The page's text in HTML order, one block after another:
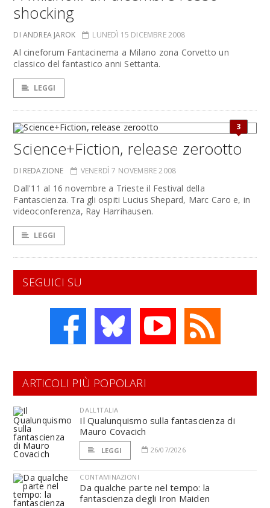
shocking
DI ANDREA JAROK LUNEDÌ 15 DICEMBRE 2008
Al cineforum Fantacinema a Milano zona Corvetto un
classico del fantastico anni Settanta.
LEGGI
3
Science+Fiction, release zerootto
DI REDAZIONE VENERDÌ 7 NOVEMBRE 2008
Dall'11 al 16 novembre a Trieste il Festival della
Fantascienza. Tra gli ospiti Lucius Shepard, Marc Caro e, in
videoconferenza, Ray Harrihausen.
LEGGI
SEGUICI SU
ARTICOLI PIÙ POPOLARI
DALL'ITALIA
Il Qualunquismo sulla fantascienza di
Mauro Covacich
LEGGI 26/07/2026
CONTAMINAZIONI
Da qualche parte nel tempo: la
fantascienza degli Iron Maiden